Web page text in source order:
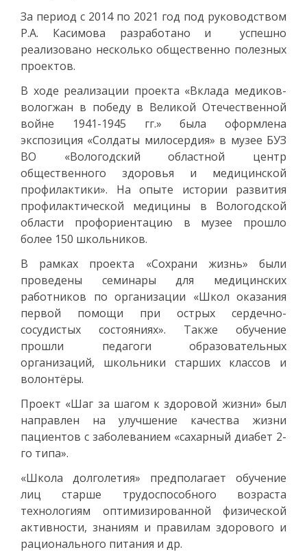
За период с 2014 по 2021 год под руководством
Р.А. Касимова разработано и успешно
реализовано несколько общественно полезных
проектов.
В ходе реализации проекта «Вклада медиков-
вологжан в победу в Великой Отечественной
войне 1941-1945 гг.» была оформлена
экспозиция «Солдаты милосердия» в музее БУЗ
ВО «Вологодский областной центр
общественного здоровья и медицинской
профилактики». На опыте истории развития
профилактической медицины в Вологодской
области профориентацию в музее прошло
более 150 школьников.
В рамках проекта «Сохрани жизнь» были
проведены семинары для медицинских
работников по организации «Школ оказания
первой помощи при острых сердечно-
сосудистых состояниях». Также обучение
прошли педагоги образовательных
организаций, школьники старших классов и
волонтёры.
Проект «Шаг за шагом к здоровой жизни» был
направлен на улучшение качества жизни
пациентов с заболеванием «сахарный диабет 2-
го типа».
«Школа долголетия» предполагает обучение
лиц старше трудоспособного возраста
технологиям оптимизированной физической
активности, знаниям и правилам здорового и
рационального питания и др.